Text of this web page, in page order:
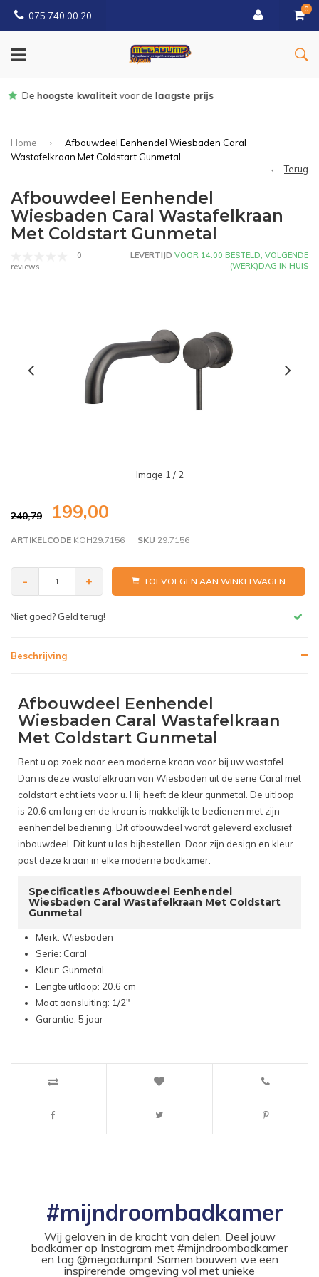
075 740 00 20
0
Gratisbezorgd vanaf € 150
Home
Afbouwdeel Eenhendel Wiesbaden Caral
Wastafelkraan Met Coldstart Gunmetal
Terug
Afbouwdeel Eenhendel
Wiesbaden Caral Wastafelkraan
Met Coldstart Gunmetal
0
reviews
LEVERTIJD VOOR 14:00 BESTELD, VOLGENDE
(WERK)DAG IN HUIS
Image 1 / 2
240,79 199,00
ARTIKELCODE KOH29.7156 SKU 29.7156
- + TOEVOEGEN AAN WINKELWAGEN
Gratis bezorgen v.a. € 150,- (NL)
Beschrijving
Afbouwdeel Eenhendel
Wiesbaden Caral Wastafelkraan
Met Coldstart Gunmetal
Bent u op zoek naar een moderne kraan voor bij uw wastafel.
Dan is deze wastafelkraan van Wiesbaden uit de serie Caral met
coldstart echt iets voor u. Hij heeft de kleur gunmetal. De uitloop
is 20.6 cm lang en de kraan is makkelijk te bedienen met zijn
eenhendel bediening. Dit afbouwdeel wordt geleverd exclusief
inbouwdeel. Dit kunt u los bijbestellen. Door zijn design en kleur
past deze kraan in elke moderne badkamer.
Specificaties Afbouwdeel Eenhendel
Wiesbaden Caral Wastafelkraan Met Coldstart
Gunmetal
Merk: Wiesbaden
Serie: Caral
Kleur: Gunmetal
Lengte uitloop: 20.6 cm
Maat aansluiting: 1/2"
Garantie: 5 jaar
#mijndroombadkamer
Wij geloven in de kracht van delen. Deel jouw
badkamer op Instagram met #mijndroombadkamer
en tag @megadumpnl. Samen bouwen we een
inspirerende omgeving vol met unieke